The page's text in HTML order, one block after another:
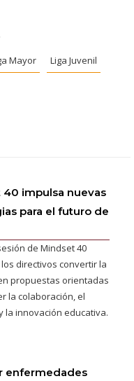
Mayor Liga Juvenil
40 impulsa nuevas
para el futuro de
de Mindset 40
directivos convertir la
propuestas orientadas
la colaboración, el
la innovación educativa.
enfermedades